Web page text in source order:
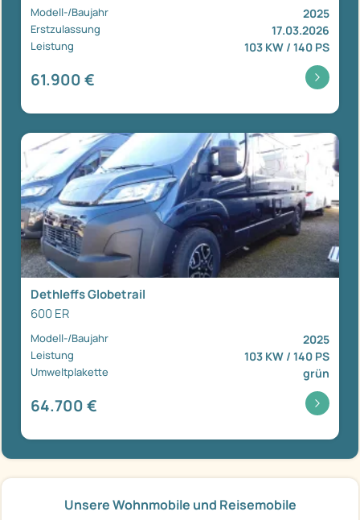
Modell-/Baujahr 2025
Erstzulassung 17.03.2026
Leistung 103 KW / 140 PS
61.900 €
Dethleffs Globetrail
600 ER
Modell-/Baujahr 2025
Leistung 103 KW / 140 PS
Umweltplakette grün
64.700 €
Unsere Wohnmobile und Reisemobile